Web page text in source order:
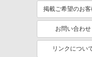
掲載ご希望のお客
お問い合わせ
リンクについ